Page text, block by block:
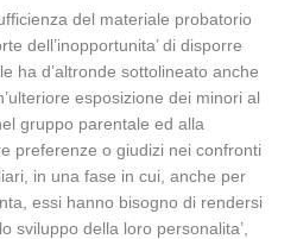
del materiale probatorio
dell’inopportunita’ di disporre
ha d’altronde sottolineato anche
esposizione dei minori al
gruppo parentale ed alla
preferenze o giudizi nei confronti
in una fase in cui, anche per
essi hanno bisogno di rendersi
sviluppo della loro personalita’,